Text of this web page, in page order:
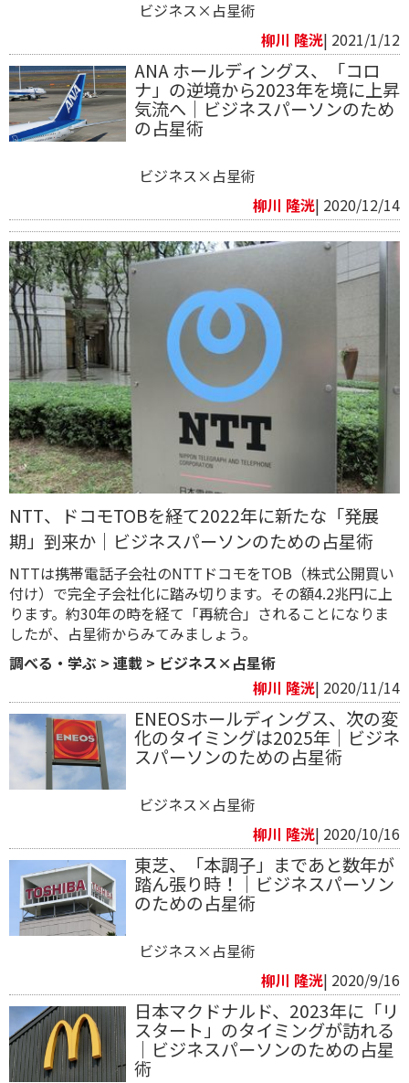
ビジネス×占星術
柳川 隆洸| 2021/1/12
ANA ホールディングス、「コロ
ナ」の逆境から2023年を境に上昇
気流へ｜ビジネスパーソンのため
の占星術
ビジネス×占星術
柳川 隆洸| 2020/12/14
NTT、ドコモTOBを経て2022年に新たな「発展
期」到来か｜ビジネスパーソンのための占星術
NTTは携帯電話子会社のNTTドコモをTOB（株式公開買い
付け）で完全子会社化に踏み切ります。その額4.2兆円に上
ります。約30年の時を経て「再統合」されることになりま
したが、占星術からみてみましょう。
調べる・学ぶ > 連載 > ビジネス×占星術
柳川 隆洸| 2020/11/14
ENEOSホールディングス、次の変
化のタイミングは2025年｜ビジネ
スパーソンのための占星術
ビジネス×占星術
柳川 隆洸| 2020/10/16
東芝、「本調子」まであと数年が
踏ん張り時！｜ビジネスパーソン
のための占星術
ビジネス×占星術
柳川 隆洸| 2020/9/16
日本マクドナルド、2023年に「リ
スタート」のタイミングが訪れる
｜ビジネスパーソンのための占星
術